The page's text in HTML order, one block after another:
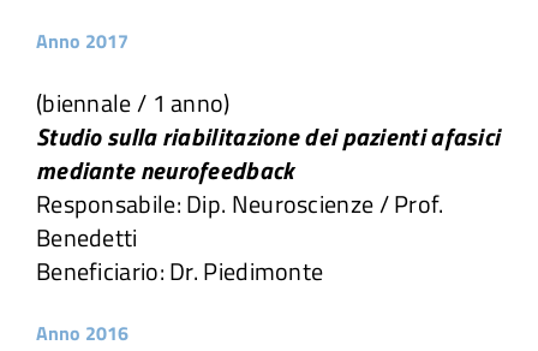
Anno 2017
(biennale / 1 anno)
Studio sulla riabilitazione dei pazienti afasici
mediante neurofeedback
Responsabile: Dip. Neuroscienze / Prof.
Benedetti
Beneficiario: Dr. Piedimonte
Anno 2016